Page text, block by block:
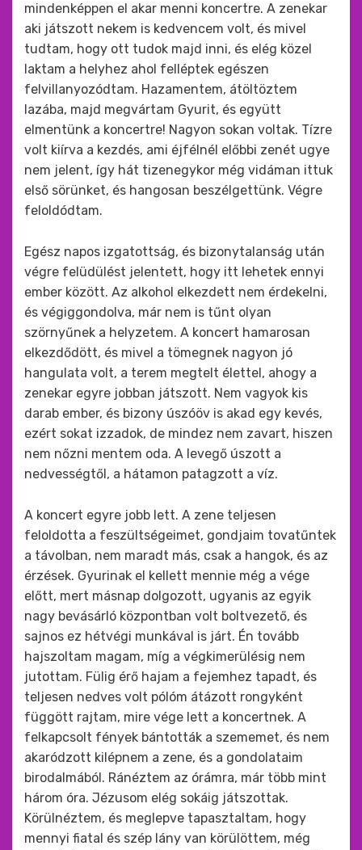
mindenképpen el akar menni koncertre. A zenekar
aki játszott nekem is kedvencem volt, és mivel
tudtam, hogy ott tudok majd inni, és elég közel
laktam a helyhez ahol felléptek egészen
felvillanyozódtam. Hazamentem, átöltöztem
lazába, majd megvártam Gyurit, és együtt
elmentünk a koncertre! Nagyon sokan voltak. Tízre
volt kiírva a kezdés, ami éjfélnél előbbi zenét ugye
nem jelent, így hát tizenegykor még vidáman ittuk
első sörünket, és hangosan beszélgettünk. Végre
feloldódtam.
Egész napos izgatottság, és bizonytalanság után
végre felüdülést jelentett, hogy itt lehetek ennyi
ember között. Az alkohol elkezdett nem érdekelni,
és végiggondolva, már nem is tűnt olyan
szörnyűnek a helyzetem. A koncert hamarosan
elkezdődött, és mivel a tömegnek nagyon jó
hangulata volt, a terem megtelt élettel, ahogy a
zenekar egyre jobban játszott. Nem vagyok kis
darab ember, és bizony úszóöv is akad egy kevés,
ezért sokat izzadok, de mindez nem zavart, hiszen
nem nőzni mentem oda. A levegő úszott a
nedvességtől, a hátamon patagzott a víz.
A koncert egyre jobb lett. A zene teljesen
feloldotta a feszültségeimet, gondjaim tovatűntek
a távolban, nem maradt más, csak a hangok, és az
érzések. Gyurinak el kellett mennie még a vége
előtt, mert másnap dolgozott, ugyanis az egyik
nagy bevásárló központban volt boltvezető, és
sajnos ez hétvégi munkával is járt. Én tovább
hajszoltam magam, míg a végkimerülésig nem
jutottam. Fülig érő hajam a fejemhez tapadt, és
teljesen nedves volt pólóm átázott rongyként
függött rajtam, mire vége lett a koncertnek. A
felkapcsolt fények bántották a szememet, és nem
akaródzott kilépnem a zene, és a gondolataim
birodalmából. Ránéztem az órámra, már több mint
három óra. Jézusom elég sokáig játszottak.
Körülnéztem, és meglepve tapasztaltam, hogy
mennyi fiatal és szép lány van körülöttem, még